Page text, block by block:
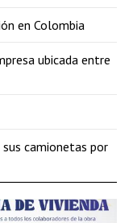
en Colombia
ubicada entre
camionetas por